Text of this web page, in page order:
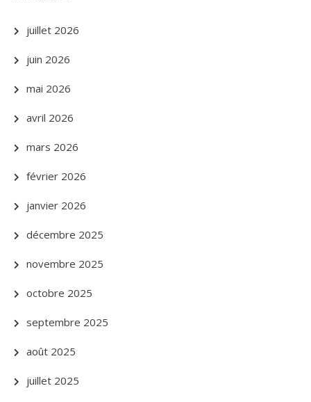
juillet 2026
juin 2026
mai 2026
avril 2026
mars 2026
février 2026
janvier 2026
décembre 2025
novembre 2025
octobre 2025
septembre 2025
août 2025
juillet 2025